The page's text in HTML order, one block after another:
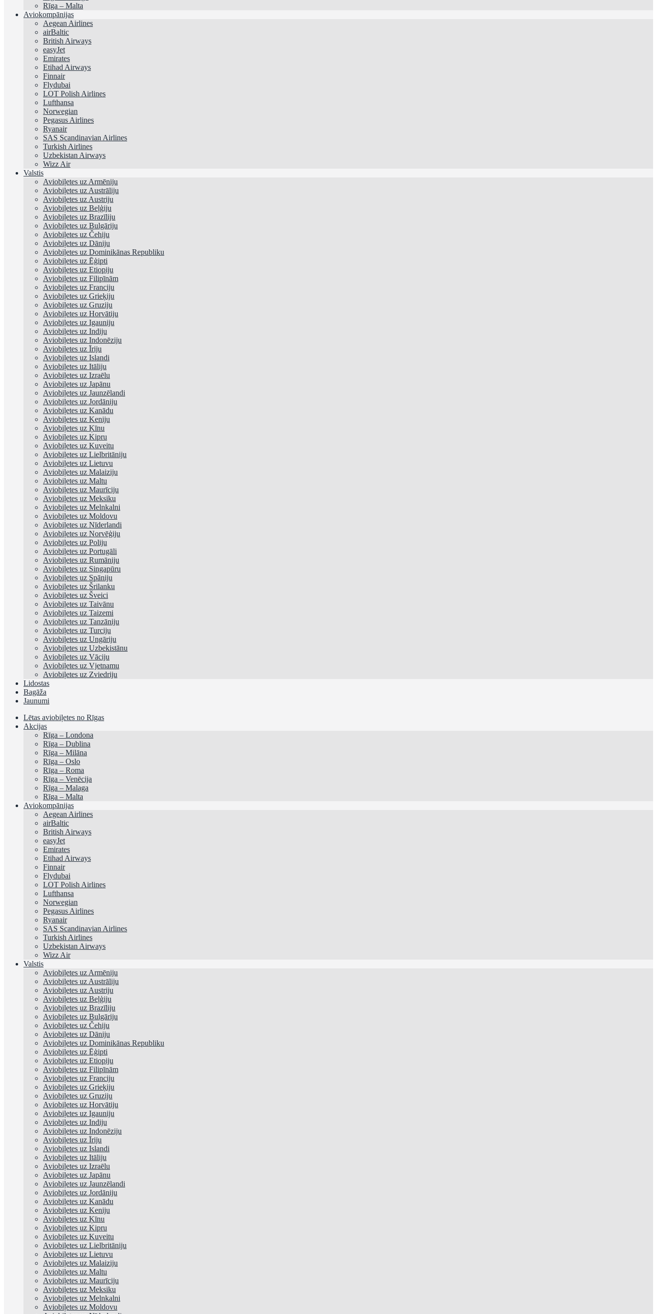
Rīga – Malta
Aviokompānijas
Aegean Airlines
airBaltic
British Airways
easyJet
Emirates
Etihad Airways
Finnair
Flydubai
LOT Polish Airlines
Lufthansa
Norwegian
Pegasus Airlines
Ryanair
SAS Scandinavian Airlines
Turkish Airlines
Uzbekistan Airways
Wizz Air
Valstis
Aviobiļetes uz Armēniju
Aviobiļetes uz Austrāliju
Aviobiļetes uz Austriju
Aviobiļetes uz Beļģiju
Aviobiļetes uz Brazīliju
Aviobiļetes uz Bulgāriju
Aviobiļetes uz Čehiju
Aviobiļetes uz Dāniju
Aviobiļetes uz Dominikānas Republiku
Aviobiļetes uz Ēģipti
Aviobiļetes uz Etiopiju
Aviobiļetes uz Filipīnām
Aviobiļetes uz Franciju
Aviobiļetes uz Grieķiju
Aviobiļetes uz Gruziju
Aviobiļetes uz Horvātiju
Aviobiļetes uz Igauniju
Aviobiļetes uz Indiju
Aviobiļetes uz Indonēziju
Aviobiļetes uz Īriju
Aviobiļetes uz Islandi
Aviobiļetes uz Itāliju
Aviobiļetes uz Izraēlu
Aviobiļetes uz Japānu
Aviobiļetes uz Jaunzēlandi
Aviobiļetes uz Jordāniju
Aviobiļetes uz Kanādu
Aviobiļetes uz Keniju
Aviobiļetes uz Ķīnu
Aviobiļetes uz Kipru
Aviobiļetes uz Kuveitu
Aviobiļetes uz Lielbritāniju
Aviobiļetes uz Lietuvu
Aviobiļetes uz Malaiziju
Aviobiļetes uz Maltu
Aviobiļetes uz Maurīciju
Aviobiļetes uz Meksiku
Aviobiļetes uz Melnkalni
Aviobiļetes uz Moldovu
Aviobiļetes uz Nīderlandi
Aviobiļetes uz Norvēģiju
Aviobiļetes uz Poliju
Aviobiļetes uz Portugāli
Aviobiļetes uz Rumāniju
Aviobiļetes uz Singapūru
Aviobiļetes uz Spāniju
Aviobiļetes uz Šrilanku
Aviobiļetes uz Šveici
Aviobiļetes uz Taivānu
Aviobiļetes uz Taizemi
Aviobiļetes uz Tanzāniju
Aviobiļetes uz Turciju
Aviobiļetes uz Ungāriju
Aviobiļetes uz Uzbekistānu
Aviobiļetes uz Vāciju
Aviobiļetes uz Vjetnamu
Aviobiļetes uz Zviedriju
Lidostas
Bagāža
Jaunumi
Lētas aviobiļetes no Rīgas
Akcijas
Rīga – Londona
Rīga – Dublina
Rīga – Milāna
Rīga – Oslo
Rīga – Roma
Rīga – Venēcija
Rīga – Malaga
Rīga – Malta
Aviokompānijas
Aegean Airlines
airBaltic
British Airways
easyJet
Emirates
Etihad Airways
Finnair
Flydubai
LOT Polish Airlines
Lufthansa
Norwegian
Pegasus Airlines
Ryanair
SAS Scandinavian Airlines
Turkish Airlines
Uzbekistan Airways
Wizz Air
Valstis
Aviobiļetes uz Armēniju
Aviobiļetes uz Austrāliju
Aviobiļetes uz Austriju
Aviobiļetes uz Beļģiju
Aviobiļetes uz Brazīliju
Aviobiļetes uz Bulgāriju
Aviobiļetes uz Čehiju
Aviobiļetes uz Dāniju
Aviobiļetes uz Dominikānas Republiku
Aviobiļetes uz Ēģipti
Aviobiļetes uz Etiopiju
Aviobiļetes uz Filipīnām
Aviobiļetes uz Franciju
Aviobiļetes uz Grieķiju
Aviobiļetes uz Gruziju
Aviobiļetes uz Horvātiju
Aviobiļetes uz Igauniju
Aviobiļetes uz Indiju
Aviobiļetes uz Indonēziju
Aviobiļetes uz Īriju
Aviobiļetes uz Islandi
Aviobiļetes uz Itāliju
Aviobiļetes uz Izraēlu
Aviobiļetes uz Japānu
Aviobiļetes uz Jaunzēlandi
Aviobiļetes uz Jordāniju
Aviobiļetes uz Kanādu
Aviobiļetes uz Keniju
Aviobiļetes uz Ķīnu
Aviobiļetes uz Kipru
Aviobiļetes uz Kuveitu
Aviobiļetes uz Lielbritāniju
Aviobiļetes uz Lietuvu
Aviobiļetes uz Malaiziju
Aviobiļetes uz Maltu
Aviobiļetes uz Maurīciju
Aviobiļetes uz Meksiku
Aviobiļetes uz Melnkalni
Aviobiļetes uz Moldovu